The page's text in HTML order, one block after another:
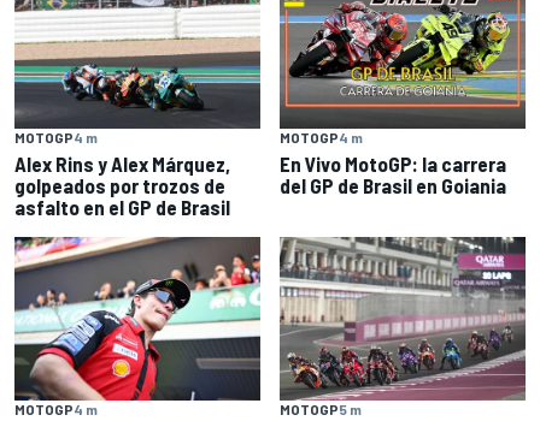
MOTOGP4 m
Alex Rins y Alex Márquez,
golpeados por trozos de
asfalto en el GP de Brasil
MOTOGP4 m
En Vivo MotoGP: la carrera
del GP de Brasil en Goiania
MOTOGP4 m MOTOGP5 m